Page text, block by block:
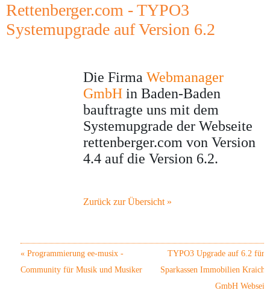
Rettenberger.com - TYPO3
Systemupgrade auf Version 6.2
Die Firma Webmanager
GmbH in Baden-Baden
bauftragte uns mit dem
Systemupgrade der Webseite
rettenberger.com von Version
4.4 auf die Version 6.2.
Zurück zur Übersicht »
« Programmierung ee-musix -
Community für Musik und Musiker
TYPO3 Upgrade auf 6.2 für
Sparkassen Immobilien
GmbH